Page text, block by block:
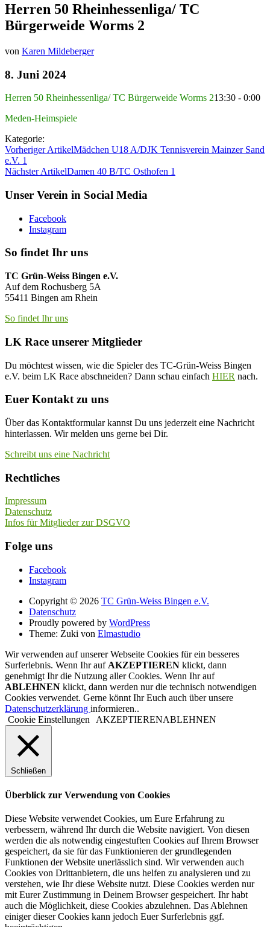
Herren 50 Rheinhessenliga/ TC
Bürgerweide Worms 2
von Karen Mildeberger
8. Juni 2024
Herren 50 Rheinhessenliga/ TC Bürgerweide Worms 213:30 - 0:00
Meden-Heimspiele
Kategorie:
Vorheriger ArtikelMädchen U18 A/DJK Tennisverein Mainzer Sand
e.V. 1
Nächster ArtikelDamen 40 B/TC Osthofen 1
Unser Verein in Social Media
Facebook
Instagram
So findet Ihr uns
TC Grün-Weiss Bingen e.V.
Auf dem Rochusberg 5A
55411 Bingen am Rhein
So findet Ihr uns
LK Race unserer Mitglieder
Du möchtest wissen, wie die Spieler des TC-Grün-Weiss Bingen
e.V. beim LK Race abschneiden? Dann schau einfach HIER nach.
Euer Kontakt zu uns
Über das Kontaktformular kannst Du uns jederzeit eine Nachricht
hinterlassen. Wir melden uns gerne bei Dir.
Schreibt uns eine Nachricht
Rechtliches
Impressum
Datenschutz
Infos für Mitglieder zur DSGVO
Folge uns
Facebook
Instagram
Copyright © 2026 TC Grün-Weiss Bingen e.V.
Datenschutz
Proudly powered by WordPress
Theme: Zuki von Elmastudio
Wir verwenden auf unserer Webseite Cookies für ein besseres
Surferlebnis. Wenn Ihr auf AKZEPTIEREN klickt, dann
genehmigt Ihr die Nutzung aller Cookies. Wenn Ihr auf
ABLEHNEN klickt, dann werden nur die technisch notwendigen
Cookies verwendet. Gerne könnt Ihr Euch auch über unsere
Datenschutzerklärung informieren..
Cookie Einstellungen
AKZEPTIERENABLEHNEN
Schließen
Überblick zur Verwendung von Cookies
Diese Website verwendet Cookies, um Eure Erfahrung zu
verbessern, während Ihr durch die Website navigiert. Von diesen
werden die als notwendig eingestuften Cookies auf Ihrem Browser
gespeichert, da sie für das Funktionieren der grundlegenden
Funktionen der Website unerlässlich sind. Wir verwenden auch
Cookies von Drittanbietern, die uns helfen zu analysieren und zu
verstehen, wie Ihr diese Website nutzt. Diese Cookies werden nur
mit Eurer Zustimmung in Deinem Browser gespeichert. Ihr habt
auch die Möglichkeit, diese Cookies abzulehnen. Das Ablehnen
einiger dieser Cookies kann jedoch Euer Surferlebnis ggf.